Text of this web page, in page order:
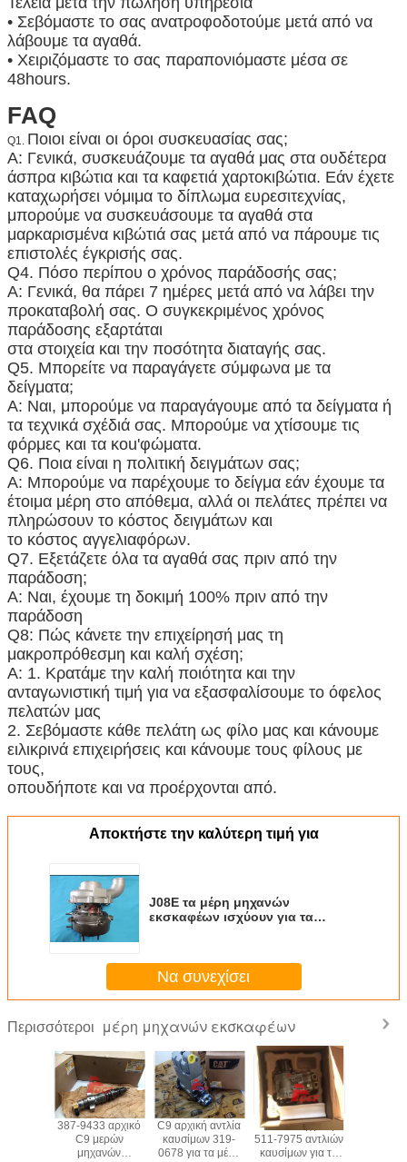
• Σεβόμαστε το σας ανατροφοδοτούμε μετά από να
λάβουμε τα αγαθά.
• Χειριζόμαστε το σας παραπονιόμαστε μέσα σε
48hours.
FAQ
Q1. Ποιοι είναι οι όροι συσκευασίας σας;
Α: Γενικά, συσκευάζουμε τα αγαθά μας στα ουδέτερα
άσπρα κιβώτια και τα καφετιά χαρτοκιβώτια. Εάν έχετε
καταχωρήσει νόμιμα το δίπλωμα ευρεσιτεχνίας,
μπορούμε να συσκευάσουμε τα αγαθά στα
μαρκαρισμένα κιβώτιά σας μετά από να πάρουμε τις
επιστολές έγκρισής σας.
Q4. Πόσο περίπου ο χρόνος παράδοσής σας;
Α: Γενικά, θα πάρει 7 ημέρες μετά από να λάβει την
προκαταβολή σας. Ο συγκεκριμένος χρόνος
παράδοσης εξαρτάται
στα στοιχεία και την ποσότητα διαταγής σας.
Q5. Μπορείτε να παραγάγετε σύμφωνα με τα
δείγματα;
Α: Ναι, μπορούμε να παραγάγουμε από τα δείγματα ή
τα τεχνικά σχέδιά σας. Μπορούμε να χτίσουμε τις
φόρμες και τα κοu'φώματα.
Q6. Ποια είναι η πολιτική δειγμάτων σας;
Α: Μπορούμε να παρέχουμε το δείγμα εάν έχουμε τα
έτοιμα μέρη στο απόθεμα, αλλά οι πελάτες πρέπει να
πληρώσουν το κόστος δειγμάτων και
το κόστος αγγελιαφόρων.
Q7. Εξετάζετε όλα τα αγαθά σας πριν από την
παράδοση;
Α: Ναι, έχουμε τη δοκιμή 100% πριν από την
παράδοση
Q8: Πώς κάνετε την επιχείρησή μας τη
μακροπρόθεσμη και καλή σχέση;
Α: 1. Κρατάμε την καλή ποιότητα και την
ανταγωνιστική τιμή για να εξασφαλίσουμε το όφελος
πελατών μας
2. Σεβόμαστε κάθε πελάτη ως φίλο μας και κάνουμε
ειλικρινά επιχειρήσεις και κάνουμε τους φίλους με
τους,
οπουδήποτε και να προέρχονται από.
Αποκτήστε την καλύτερη τιμή για
J08E τα μέρη μηχανών
εκσκαφέων ισχύουν για τα
Να συνεχίσει
Περισσότεροι μέρη μηχανών εκσκαφέων
387-9433 αρχικό
C9 μερών
μηχανών
C9 αρχική αντλία
καυσίμων 319-
0678 για τα μέρη
E336E έγχυση
511-7975 αντλιών
καυσίμων για τα